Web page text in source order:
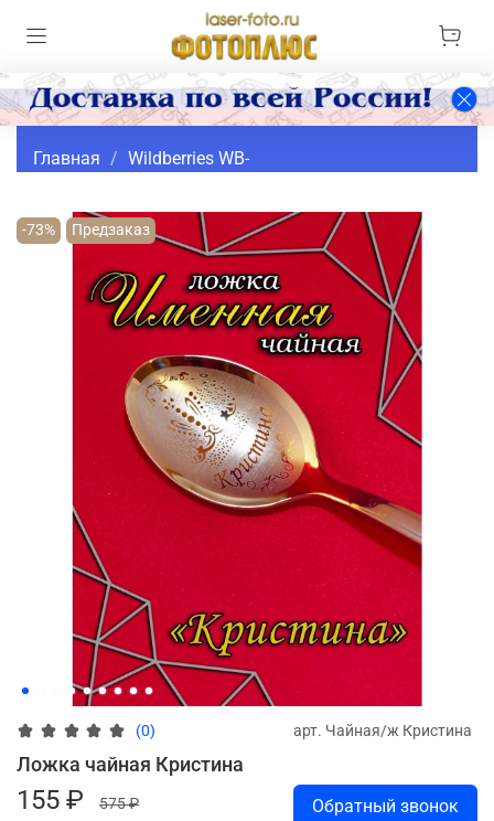
Главная Wildberries WB-
-73% Предзаказ
(0) арт. Чайная/ж Кристина
Ложка чайная Кристина
155 ₽
575 ₽
Обратный звонок